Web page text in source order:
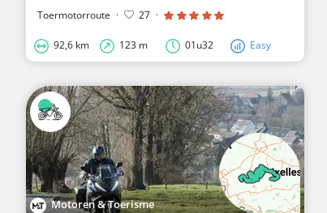
Toermotorroute · 27 ·
92,6 km 123 m 01u32 Easy
Motoren & Toerisme